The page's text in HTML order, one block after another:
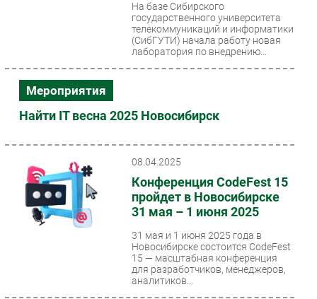
На базе Сибирского
государственного университета
телекоммуникаций и информатики
(СибГУТИ) начала работу новая
лаборатория по внедрению...
Мероприятия
Найти IT весна 2025 Новосибирск
08.04.2025
Конференция CodeFest 15
пройдет в Новосибирске
31 мая – 1 июня 2025
31 мая и 1 июня 2025 года в
Новосибирске состоится CodeFest
15 — масштабная конференция
для разработчиков, менеджеров,
аналитиков...